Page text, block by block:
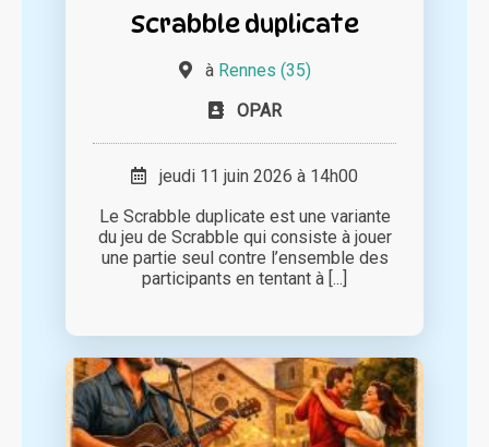
Scrabble duplicate
à Rennes (35)
OPAR
jeudi 11 juin 2026 à 14h00
Le Scrabble duplicate est une variante
du jeu de Scrabble qui consiste à jouer
une partie seul contre l’ensemble des
participants en tentant à [...]